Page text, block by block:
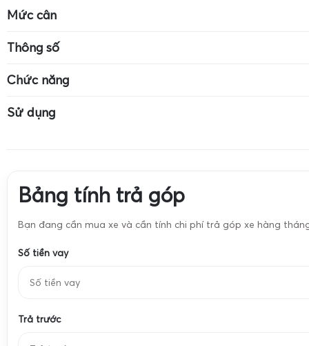
Mức cân
Kích thước cân: 7cm x 4cm
Thông số
Cân dùng pin CR-2032
Chức năng
Cân vàng
Sử dụng
Bảng tính trả góp
Bạn đang cần mua xe và cần tính chi phí trả góp xe hàng
Số tiền vay
Trả trước